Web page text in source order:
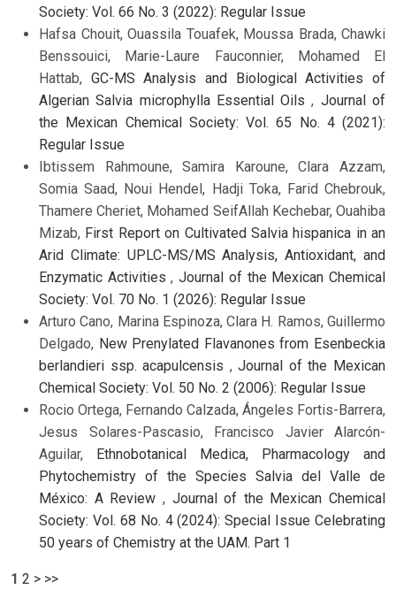
Society: Vol. 66 No. 3 (2022): Regular Issue
Hafsa Chouit, Ouassila Touafek, Moussa Brada, Chawki
Benssouici, Marie-Laure Fauconnier, Mohamed El
Hattab, GC-MS Analysis and Biological Activities of
Algerian Salvia microphylla Essential Oils, Journal of
the Mexican Chemical Society: Vol. 65 No. 4 (2021):
Regular Issue
Ibtissem Rahmoune, Samira Karoune, Clara Azzam,
Somia Saad, Noui Hendel, Hadji Toka, Farid Chebrouk,
Thamere Cheriet, Mohamed SeifAllah Kechebar, Ouahiba
Mizab, First Report on Cultivated Salvia hispanica in an
Arid Climate: UPLC-MS/MS Analysis, Antioxidant, and
Enzymatic Activities,Journal of the Mexican Chemical
Society: Vol. 70 No. 1 (2026): Regular Issue
Arturo Cano, Marina Espinoza, Clara H. Ramos, Guillermo
Delgado, New Prenylated Flavanones from Esenbeckia
berlandieri ssp. acapulcensis ,Journal of the Mexican
Chemical Society: Vol. 50 No. 2 (2006): Regular Issue
Rocio Ortega, Fernando Calzada, Ángeles Fortis-Barrera,
Jesus Solares-Pascasio, Francisco Javier Alarcón-
Aguilar,
Ethnobotanical Medica, Pharmacology and
Phytochemistry of the Species Salvia del Valle de
México: A Review , Journal of the Mexican Chemical
Society: Vol. 68 No. 4 (2024): Special Issue Celebrating
50 years of Chemistry at the UAM. Part 1
1 2 > >>